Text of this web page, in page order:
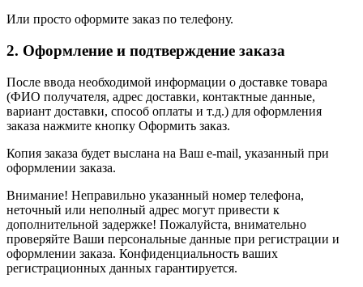
Или просто оформите заказ по телефону.
2. Оформление и подтверждение заказа
После ввода необходимой информации о доставке товара
(ФИО получателя, адрес доставки, контактные данные,
вариант доставки, способ оплаты и т.д.) для оформления
заказа нажмите кнопку Оформить заказ.
Копия заказа будет выслана на Ваш e-mail, указанный при
оформлении заказа.
Внимание! Неправильно указанный номер телефона,
неточный или неполный адрес могут привести к
дополнительной задержке! Пожалуйста, внимательно
проверяйте Ваши персональные данные при регистрации и
оформлении заказа. Конфиденциальность ваших
регистрационных данных гарантируется.